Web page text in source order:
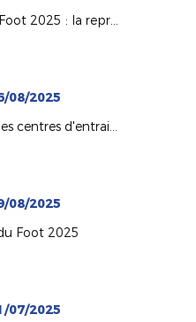
Rentrée du Foot 2025 : la reprise à Louverné Sports !
08/2025
Arbitrage : des centres d'entrainement en Pays de la Loire !
08/2025
Foot 2025
07/2025